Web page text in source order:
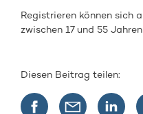
Registrieren können sich
zwischen 17 und 55
Diesen Beitrag teilen: